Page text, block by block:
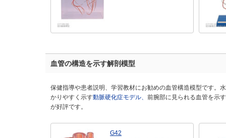
血管の構造を示す解剖模型
保健指導や患者説明、学習教材にお勧めの血管構造模型です。
かりやすく示す動脈硬化症モデル、 前腕部に見られる血管を示す
が好評です。
G42